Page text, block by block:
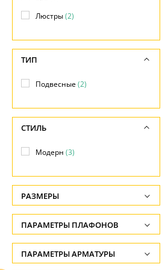
Люстры(2)
ТИП
Подвесные(2)
СТИЛЬ
Модерн (3)
РАЗМЕРЫ
Высота, см
-
Ширина, см
ПАРАМЕТРЫ ПЛАФОНОВ
ФОРМА ПЛАФОНА
ПАРАМЕТРЫ АРМАТУРЫ